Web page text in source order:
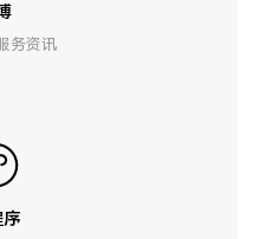
务资讯
序